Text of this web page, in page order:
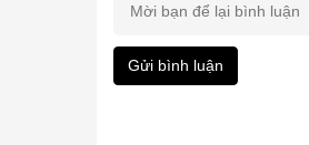
Gửi bình luận